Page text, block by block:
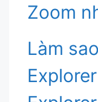
Zoom
Làm